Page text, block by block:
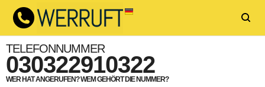
TELEFONNUMMER
030322910322
WER HAT ANGERUFEN? WEM GEHÖRT DIE NUMMER?